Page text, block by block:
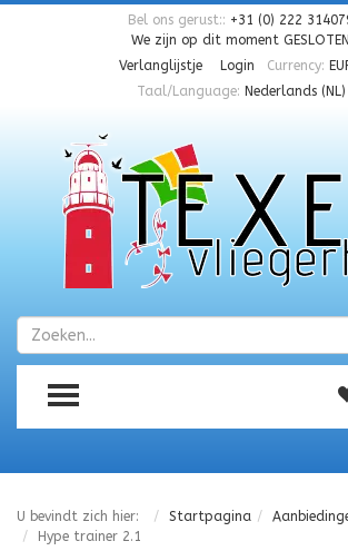
Bel ons gerust:: +31 (0) 222
We zijn op dit moment GESLOTEN
Verlanglijstje
Login Currency:
Taal/Language: Nederlands (NL)
Zoeken
TOGGLE MENU
U bevindt zich hier: Startpagina
Hype trainer 2.1